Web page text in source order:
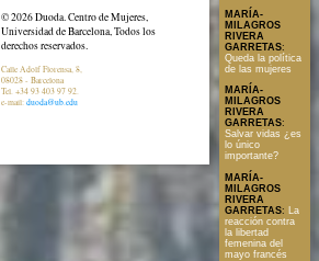
© 2026 Duoda. Centro de Mujeres,
Universidad de Barcelona, Todos los
derechos reservados.
Calle Adolf Florensa, 8,
08028 - Barcelona
Tel. +34 93 403 97 92.
e-mail:duoda@ub.edu
MARÍA-
MILAGROS
RIVERA
GARRETAS:
Queda la política
de las mujeres
MARÍA-
MILAGROS
RIVERA
GARRETAS:
Salvar vidas ¿es
lo único
importante?
MARÍA-
MILAGROS
RIVERA
GARRETAS:
La
reacción contra
la libertad
femenina del
mayo francés